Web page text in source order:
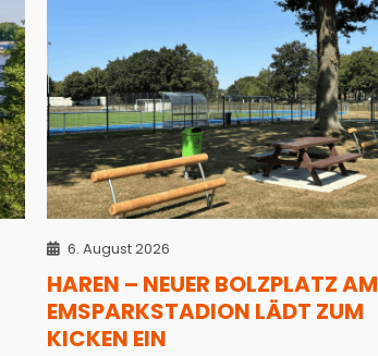
6. August 2026
HAREN – NEUER BOLZPLATZ AM
EMSPARKSTADION LÄDT ZUM
KICKEN EIN